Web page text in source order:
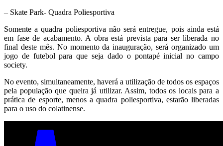
– Skate Park- Quadra Poliesportiva
Somente a quadra poliesportiva não será entregue, pois ainda está
em fase de acabamento. A obra está prevista para ser liberada no
final deste mês. No momento da inauguração, será organizado um
jogo de futebol para que seja dado o pontapé inicial no campo
society.
No evento, simultaneamente, haverá a utilização de todos os espaços
pela população que queira já utilizar. Assim, todos os locais para a
prática de esporte, menos a quadra poliesportiva, estarão liberadas
para o uso do colatinense.